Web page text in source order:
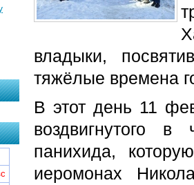
владыки,
тяжёлые времена
В этот день 11
воздвигнутого в
панихида,
иеромонах